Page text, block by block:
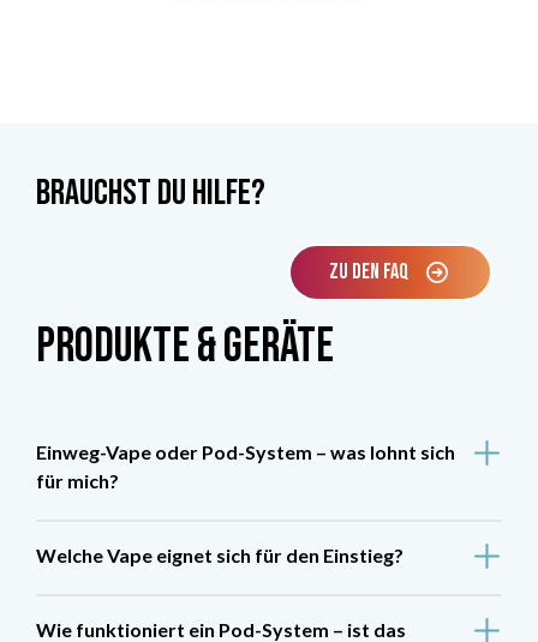
Brauchst du Hilfe?
ZU DEN FAQ
Produkte & Geräte
Einweg-Vape oder Pod-System – was lohnt sich
für mich?
Welche Vape eignet sich für den Einstieg?
Wie funktioniert ein Pod-System – ist das